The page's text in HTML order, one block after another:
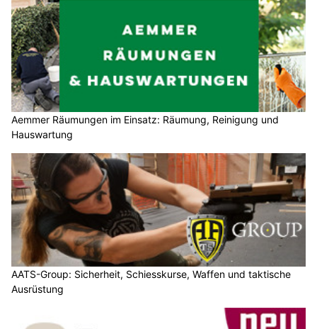
Aemmer Räumungen im Einsatz: Räumung, Reinigung und
Hauswartung
AATS-Group: Sicherheit, Schiesskurse, Waffen und taktische
Ausrüstung